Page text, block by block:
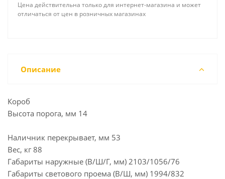
Цена действительна только для интернет-магазина и может
отличаться от цен в розничных магазинах
Описание
Короб
Высота порога, мм 14
Наличник перекрывает, мм 53
Вес, кг 88
Габариты наружные (В/Ш/Г, мм) 2103/1056/76
Габариты светового проема (В/Ш, мм) 1994/832